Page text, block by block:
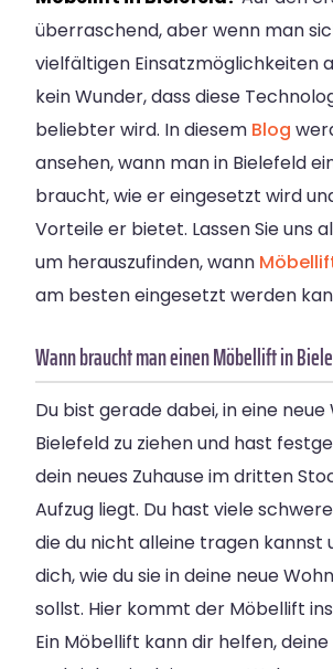
überraschend, aber wenn man
vielfältigen Einsatzmöglichkeiten
kein Wunder, dass diese
beliebter wird. In diesem Blog
ansehen, wann man in Bielefeld
braucht, wie er eingesetzt wird
Vorteile er bietet. Lassen Sie uns
um herauszufinden, wann
am besten eingesetzt werden
Wann braucht man einen Möbellift in
Du bist gerade dabei, in eine neue
Bielefeld zu ziehen und hast
dein neues Zuhause im dritten
Aufzug liegt. Du hast viele
die du nicht alleine tragen kannst
dich, wie du sie in deine neue
sollst. Hier kommt der Möbellift ins
Ein Möbellift kann dir helfen,